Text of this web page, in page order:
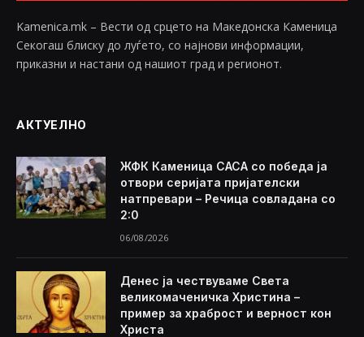
Kamenica.mk – Вести од срцето на Македонска Каменица
Секогаш блиску до луѓето, со најнови информации,
приказни и настани од нашиот град и регионот.
АКТУЕЛНО
ЖФК Каменица САСА со победа ја
отвори серијата пријателски
натпревари – Речица совладана со
2:0
06/08/2026
Денес ја чествуваме Света
великомаченичка Христина –
пример за храброст и верност кон
Христа